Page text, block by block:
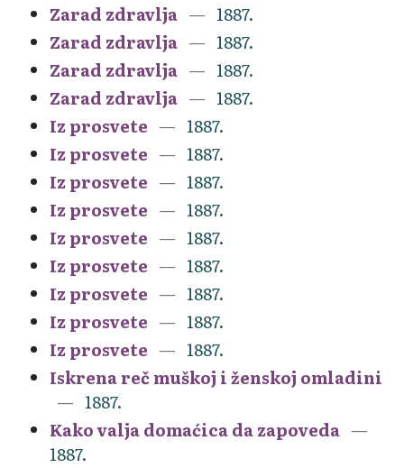
Zarad zdravlja
1887.
Zarad zdravlja
1887.
Zarad zdravlja
1887.
Zarad zdravlja
1887.
Iz prosvete
1887.
Iz prosvete
1887.
Iz prosvete
1887.
Iz prosvete
1887.
Iz prosvete
1887.
Iz prosvete
1887.
Iz prosvete
1887.
Iz prosvete
1887.
Iz prosvete
1887.
Iskrena reč muškoj i ženskoj omladini
1887.
Kako valja domaćica da zapoveda
1887.